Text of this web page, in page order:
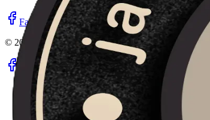
Facebook Instagram
YouTube
© 2026 Janoinenlammas.fi. Kaikki oikeudet pidätetään.